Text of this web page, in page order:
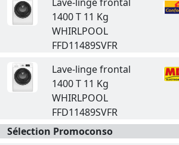
1400 T 11 Kg
WHIRLPOOL
FFD11489SVFR
Lave-linge frontal
1400 T 11 Kg
WHIRLPOOL
FFD11489SVFR
Sélection Promoconso